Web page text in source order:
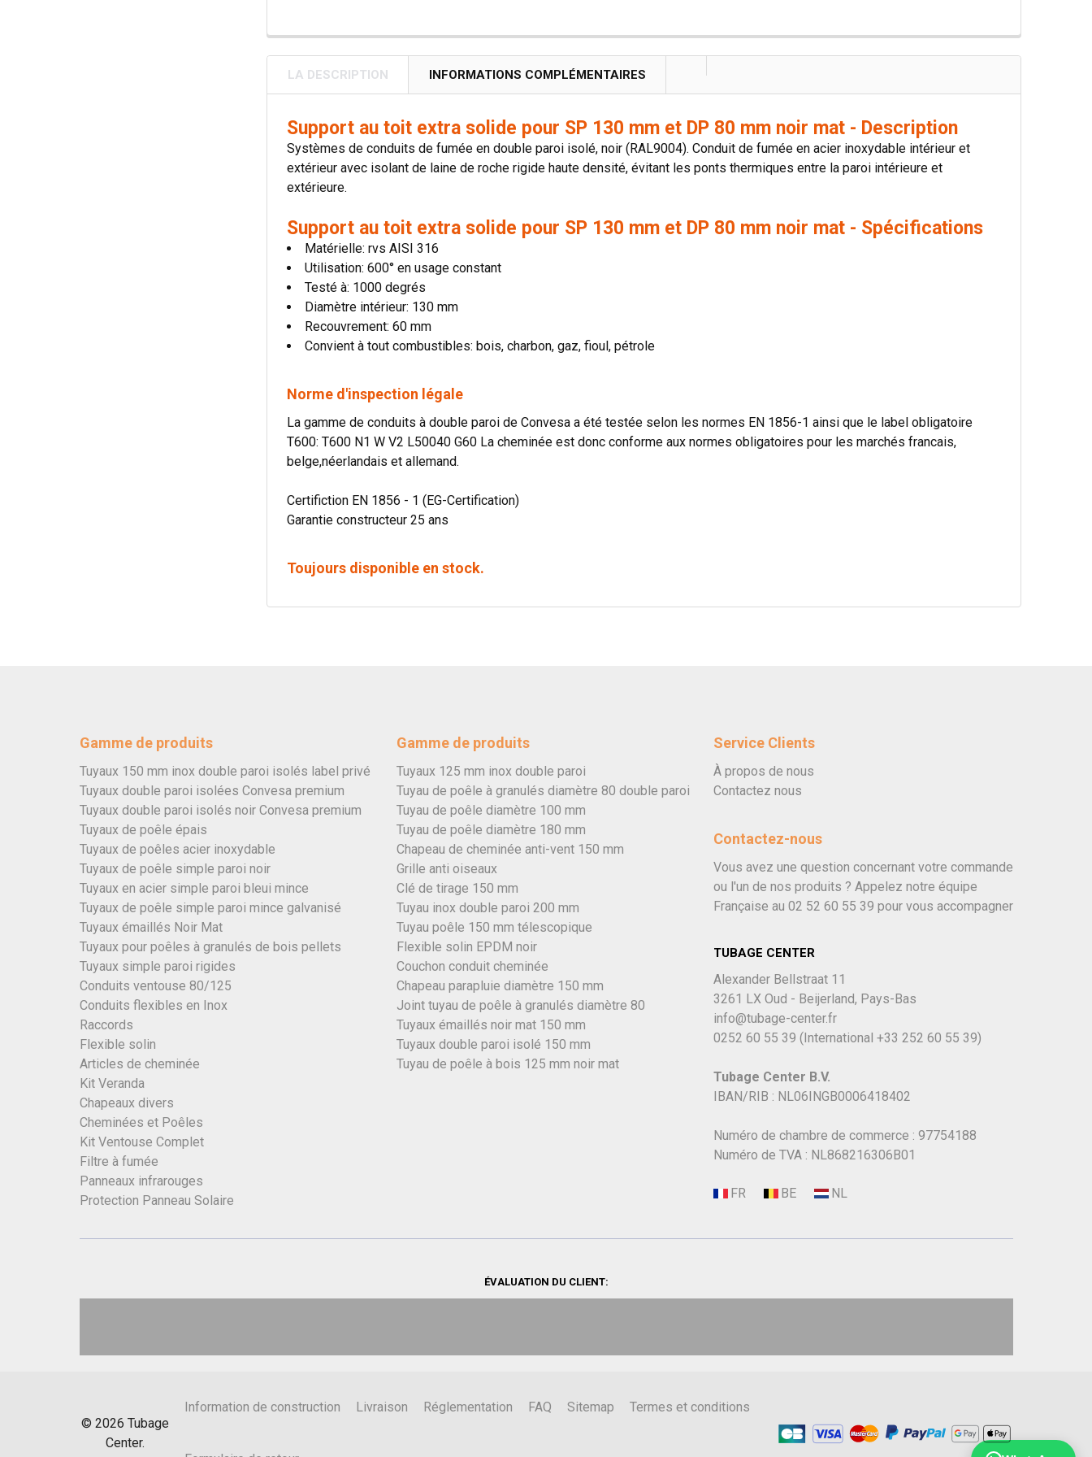
LA DESCRIPTION INFORMATIONS COMPLÉMENTAIRES
Support au toit extra solide pour SP 130 mm et DP 80 mm noir mat - Description
Systèmes de conduits de fumée en double paroi isolé, noir (RAL9004). Conduit de fumée en acier inoxydable intérieur et
extérieur avec isolant de laine de roche rigide haute densité, évitant les ponts thermiques entre la paroi intérieure et
extérieure.
Support au toit extra solide pour SP 130 mm et DP 80 mm noir mat - Spécifications
Matérielle: rvs AISI 316
Utilisation: 600° en usage constant
Testé à: 1000 degrés
Diamètre intérieur: 130 mm
Recouvrement: 60 mm
Convient à tout combustibles: bois, charbon, gaz, fioul, pétrole
Norme d'inspection légale
La gamme de conduits à double paroi de Convesa a été testée selon les normes EN 1856-1 ainsi que le label obligatoire
T600: T600 N1 W V2 L50040 G60 La cheminée est donc conforme aux normes obligatoires pour les marchés francais,
belge,néerlandais et allemand.
Certifiction EN 1856 - 1 (EG-Certification)
Garantie constructeur 25 ans
Toujours disponible en stock.
Gamme de produits
Tuyaux 150 mm inox double paroi isolés label privé
Tuyaux double paroi isolées Convesa premium
Tuyaux double paroi isolés noir Convesa premium
Tuyaux de poêle épais
Tuyaux de poêles acier inoxydable
Tuyaux de poêle simple paroi noir
Tuyaux en acier simple paroi bleui mince
Tuyaux de poêle simple paroi mince galvanisé
Tuyaux émaillés Noir Mat
Tuyaux pour poêles à granulés de bois pellets
Tuyaux simple paroi rigides
Conduits ventouse 80/125
Conduits flexibles en Inox
Raccords
Flexible solin
Articles de cheminée
Kit Veranda
Chapeaux divers
Cheminées et Poêles
Kit Ventouse Complet
Filtre à fumée
Panneaux infrarouges
Protection Panneau Solaire
Gamme de produits
Tuyaux 125 mm inox double paroi
Tuyau de poêle à granulés diamètre 80 double paroi
Tuyau de poêle diamètre 100 mm
Tuyau de poêle diamètre 180 mm
Chapeau de cheminée anti-vent 150 mm
Grille anti oiseaux
Clé de tirage 150 mm
Tuyau inox double paroi 200 mm
Tuyau poêle 150 mm télescopique
Flexible solin EPDM noir
Couchon conduit cheminée
Chapeau parapluie diamètre 150 mm
Joint tuyau de poêle à granulés diamètre 80
Tuyaux émaillés noir mat 150 mm
Tuyaux double paroi isolé 150 mm
Tuyau de poêle à bois 125 mm noir mat
Service Clients
À propos de nous
Contactez nous
Contactez-nous
Vous avez une question concernant votre commande
ou l'un de nos produits ? Appelez notre équipe
Française au 02 52 60 55 39 pour vous accompagner
TUBAGE CENTER
Alexander Bellstraat 11
3261 LX Oud - Beijerland, Pays-Bas
info@tubage-center.fr
0252 60 55 39 (International +33 252 60 55 39)
Tubage Center B.V.
IBAN/RIB : NL06INGB0006418402
Numéro de chambre de commerce : 97754188
Numéro de TVA : NL868216306B01
ÉVALUATION DU CLIENT:
© 2026 Tubage
Center.
Information de construction Livraison Réglementation FAQ Sitemap Termes et conditions